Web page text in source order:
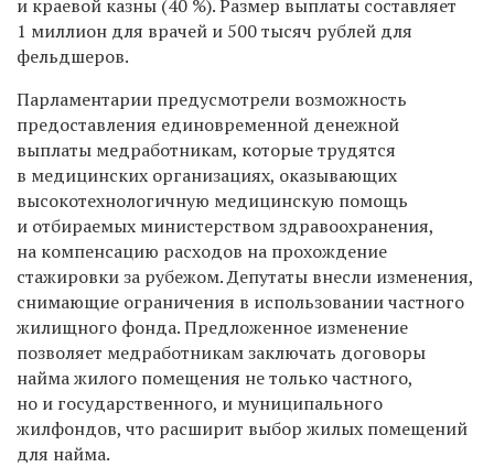
и краевой казны (40 %). Размер выплаты составляет
1 миллион для врачей и 500 тысяч рублей для
фельдшеров.
Парламентарии предусмотрели возможность
предоставления единовременной денежной
выплаты медработникам, которые трудятся
в медицинских организациях, оказывающих
высокотехнологичную медицинскую помощь
и отбираемых министерством здравоохранения,
на компенсацию расходов на прохождение
стажировки за рубежом. Депутаты внесли изменения,
снимающие ограничения в использовании частного
жилищного фонда. Предложенное изменение
позволяет медработникам заключать договоры
найма жилого помещения не только частного,
но и государственного, и муниципального
жилфондов, что расширит выбор жилых помещений
для найма.